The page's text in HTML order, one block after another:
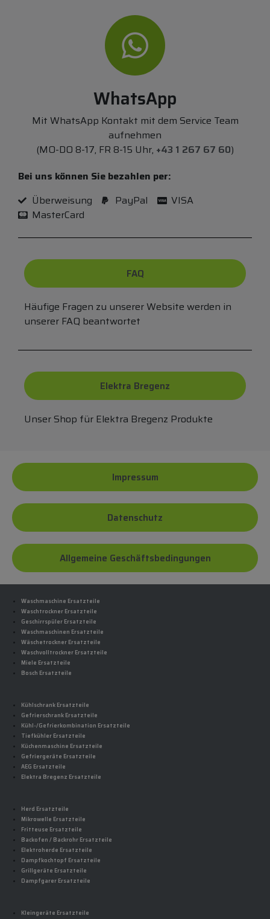
WhatsApp
Mit WhatsApp Kontakt mit dem Service Team
aufnehmen
(MO-DO 8-17, FR 8-15 Uhr, +43 1 267 67 60)
Bei uns können Sie bezahlen per:
Überweisung
PayPal
VISA
MasterCard
FAQ
Häufige Fragen zu unserer Website werden in
unserer FAQ beantwortet
Elektra Bregenz
Unser Shop für Elektra Bregenz Produkte
Impressum
Datenschutz
Allgemeine Geschäftsbedingungen
Waschmaschine Ersatzteile
Waschtrockner Ersatzteile
Geschirrspüler Ersatzteile
Waschmaschinen Ersatzteile
Wäschetrockner Ersatzteile
Waschvolltrockner Ersatzteile
Miele Ersatzteile
Bosch Ersatzteile
Kühlschrank Ersatzteile
Gefrierschrank Ersatzteile
Kühl-/Gefrierkombination Ersatzteile
Tiefkühler Ersatzteile
Küchenmaschine Ersatzteile
Gefriergeräte Ersatzteile
AEG Ersatzteile
Elektra Bregenz Ersatzteile
Herd Ersatzteile
Mikrowelle Ersatzteile
Fritteuse Ersatzteile
Backofen / Backrohr Ersatzteile
Elektroherde Ersatzteile
Dampfkochtopf Ersatzteile
Grillgeräte Ersatzteile
Dampfgarer Ersatzteile
Kleingeräte Ersatzteile